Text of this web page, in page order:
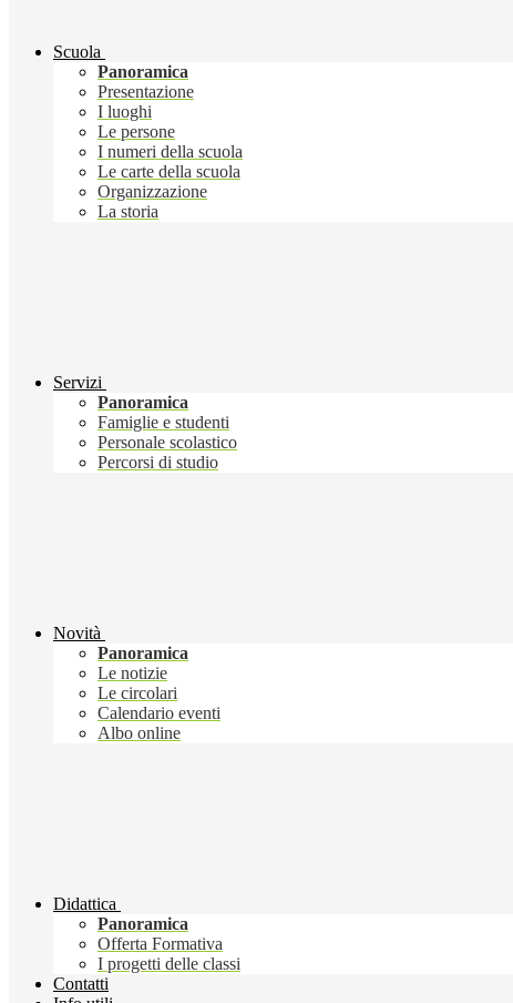
Scuola
Panoramica
Presentazione
I luoghi
Le persone
I numeri della scuola
Le carte della scuola
Organizzazione
La storia
Servizi
Panoramica
Famiglie e studenti
Personale scolastico
Percorsi di studio
Novità
Panoramica
Le notizie
Le circolari
Calendario eventi
Albo online
Didattica
Panoramica
Offerta Formativa
I progetti delle classi
Contatti